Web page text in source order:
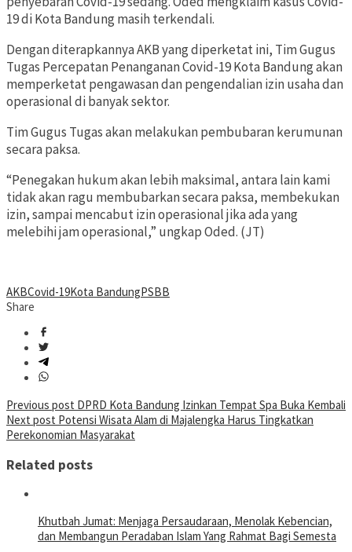
19 di Kota Bandung masih terkendali.
Dengan diterapkannya AKB yang diperketat ini, Tim Gugus
Tugas Percepatan Penanganan Covid-19 Kota Bandung akan
memperketat pengawasan dan pengendalian izin usaha dan
operasional di banyak sektor.
Tim Gugus Tugas akan melakukan pembubaran kerumunan
secara paksa.
“Penegakan hukum akan lebih maksimal, antara lain kami
tidak akan ragu membubarkan secara paksa, membekukan
izin, sampai mencabut izin operasional jika ada yang
melebihi jam operasional,” ungkap Oded. (JT)
AKBCovid-19Kota BandungPSBB
Share
Post
navigation
Previous post DPRD Kota Bandung Izinkan Tempat Spa Buka Kembali
Next post Potensi Wisata Alam di Majalengka Harus Tingkatkan
Perekonomian Masyarakat
Related posts
Khutbah Jumat: Menjaga Persaudaraan, Menolak Kebencian,
dan Membangun Peradaban Islam Yang Rahmat Bagi Semesta